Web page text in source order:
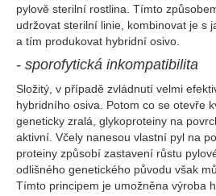
pylově sterilní rostlina. Tímto
udržovat sterilní linie, kombinovat je s
a tím produkovat hybridní osivo.
- sporofytická inkompatibilita
Složitý, v případě zvládnutí velmi
hybridního osiva. Potom co se otevře
geneticky zralá, glykoproteiny na
aktivní. Včely nanesou vlastní pyl na
proteiny způsobí zastavení růstu
odlišného genetického původu však
Tímto principem je umožněna výroba